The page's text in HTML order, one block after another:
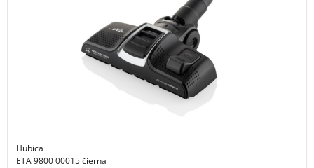
Hubica
ETA 9800 00015 čierna